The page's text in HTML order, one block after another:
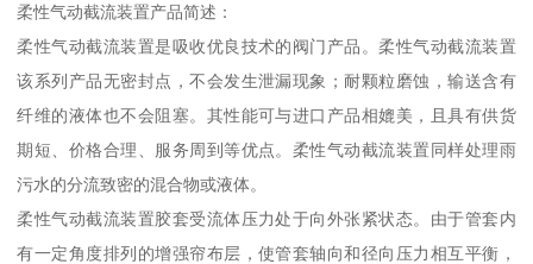
柔性气动截流装置产品简述：
柔性气动截流装置是吸收优良技术的阀门产品。柔性气动截流装置
该系列产品无密封点，不会发生泄漏现象；耐颗粒磨蚀，输送含有
纤维的液体也不会阻塞。其性能可与进口产品相媲美，且具有供货
期短、价格合理、服务周到等优点。柔性气动截流装置同样处理雨
污水的分流致密的混合物或液体。
柔性气动截流装置胶套受流体压力处于向外张紧状态。由于管套内
有一定角度排列的增强帘布层，使管套轴向和径向压力相互平衡，